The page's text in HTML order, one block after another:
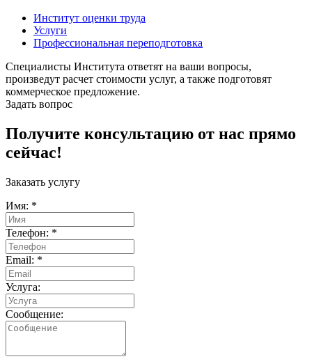
Институт оценки труда
Услуги
Профессиональная переподготовка
Специалисты Института ответят на ваши вопросы,
произведут расчет стоимости услуг, а также подготовят
коммерческое предложение.
Задать вопрос
Получите консультацию от нас прямо
сейчас!
Заказать услугу
Имя: *
Телефон: *
Email: *
Услуга:
Сообщение: